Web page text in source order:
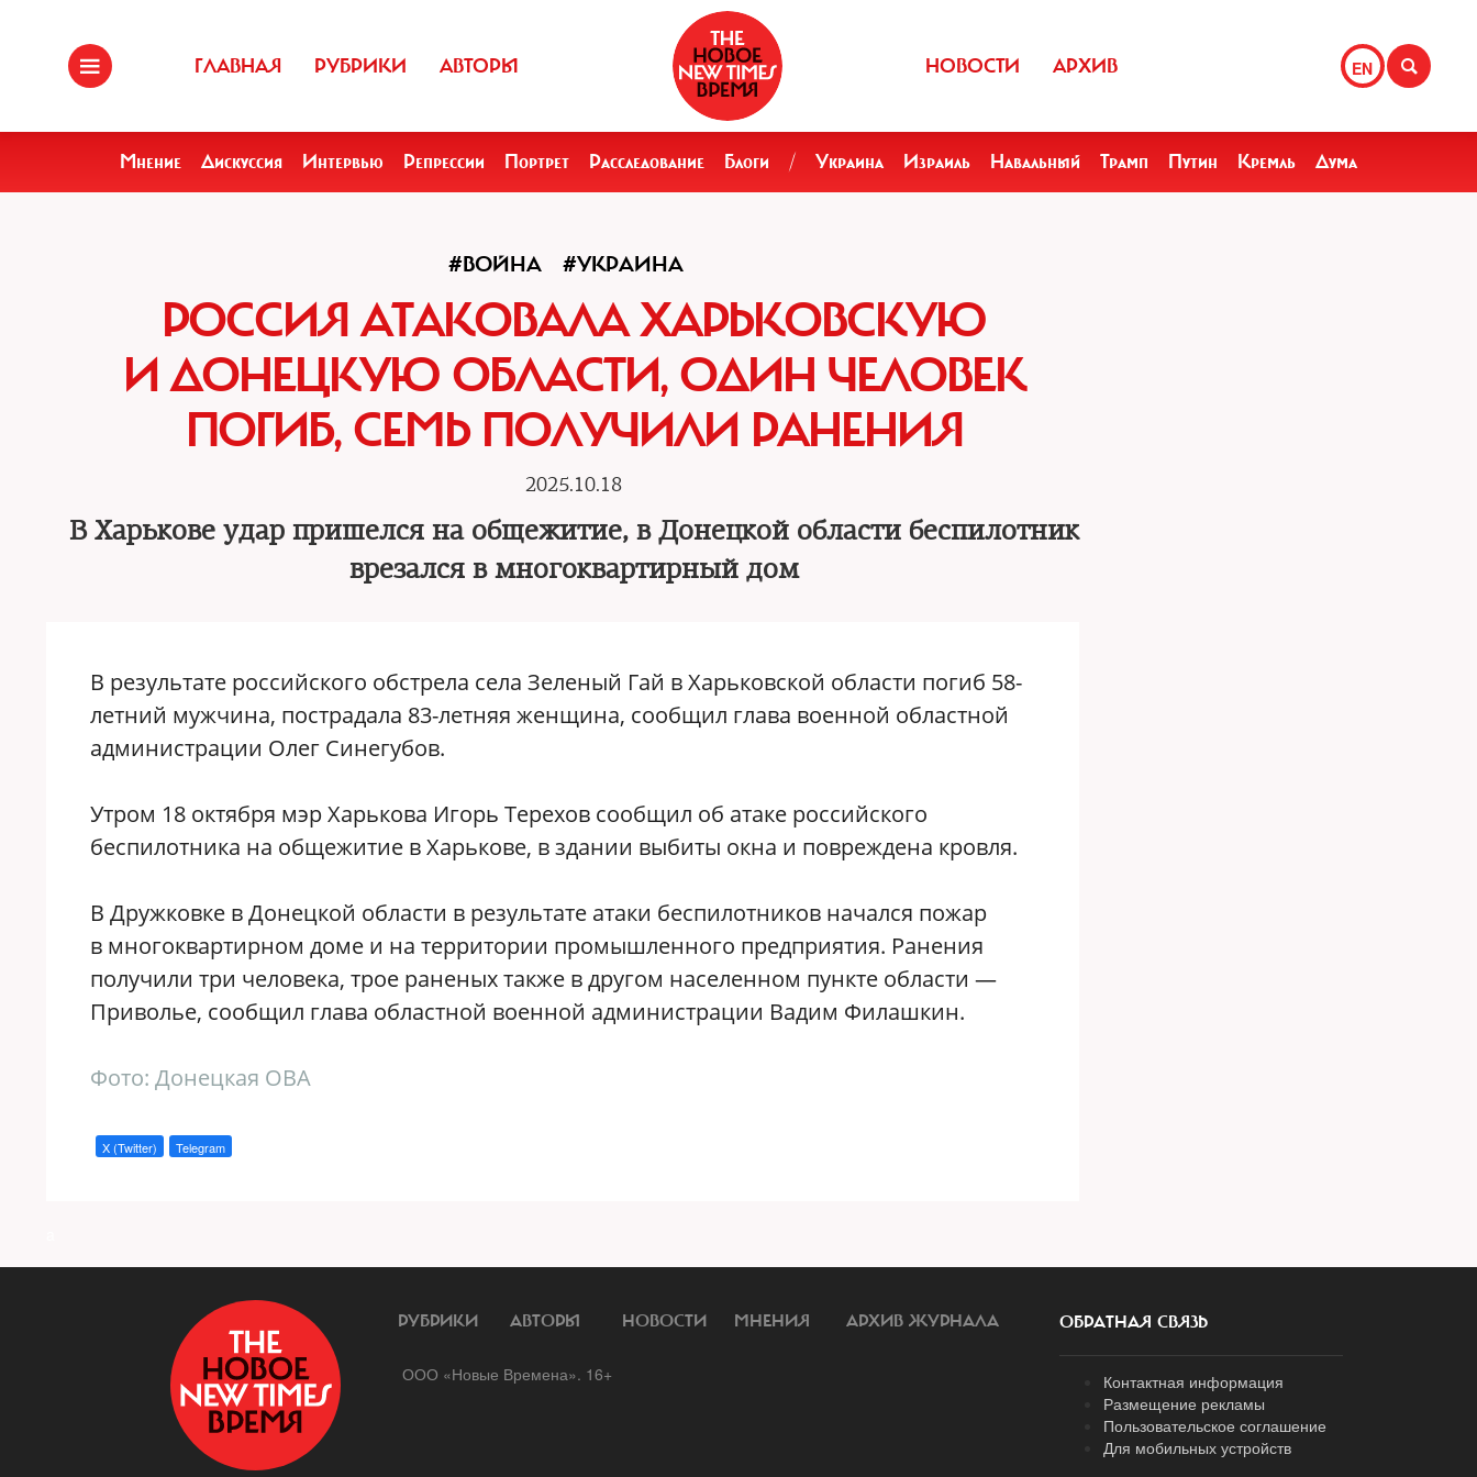
ГЛАВНАЯ РУБРИКИ АВТОРЫ EN
НОВОСТИ АРХИВ
Мнение Дискуссия Интервью Репрессии Портрет Расследование Блоги / Украина Израиль Навальный Трамп Путин Кремль Дума
#ВОЙНА #УКРАИНА
РОССИЯ АТАКОВАЛА ХАРЬКОВСКУЮ
И ДОНЕЦКУЮ ОБЛАСТИ, ОДИН ЧЕЛОВЕК
ПОГИБ, СЕМЬ ПОЛУЧИЛИ РАНЕНИЯ
2025.10.18
В Харькове удар пришелся на общежитие, в Донецкой области беспилотник
врезался в многоквартирный дом
В результате российского обстрела села Зеленый Гай в Харьковской области погиб 58-
летний мужчина, пострадала 83-летняя женщина, сообщил глава военной областной
администрации Олег Синегубов.
Утром 18 октября мэр Харькова Игорь Терехов сообщил об атаке российского
беспилотника на общежитие в Харькове, в здании выбиты окна и повреждена кровля.
В Дружковке в Донецкой области в результате атаки беспилотников начался пожар
в многоквартирном доме и на территории промышленного предприятия. Ранения
получили три человека, трое раненых также в другом населенном пункте области —
Приволье, сообщил глава областной военной администрации Вадим Филашкин.
Фото: Донецкая ОВА
X (Twitter) Telegram
РУБРИКИ АВТОРЫ НОВОСТИ МНЕНИЯ АРХИВ ЖУРНАЛА
ООО «Новые Времена». 16+
ОБРАТНАЯ СВЯЗЬ
Контактная информация
Размещение рекламы
Пользовательское соглашение
Для мобильных устройств